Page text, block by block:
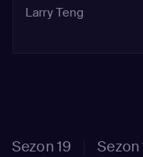
Larry Teng
Sezon 19 Sezon